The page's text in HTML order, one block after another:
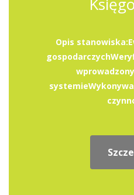
Opis